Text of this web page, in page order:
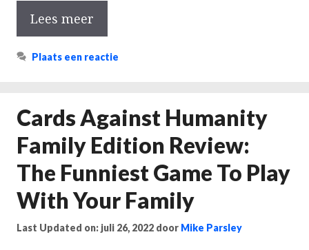
Lees meer
Plaats een reactie
Cards Against Humanity
Family Edition Review:
The Funniest Game To Play
With Your Family
Last Updated on: juli 26, 2022 door Mike Parsley